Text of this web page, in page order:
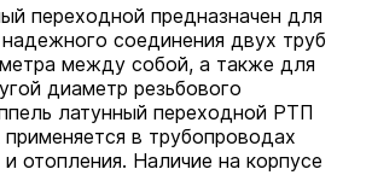
переходной предназначен для
соединения двух труб
между собой, а также для
диаметр резьбового
латунный переходной РТП
в трубопроводах
отопления. Наличие на корпусе